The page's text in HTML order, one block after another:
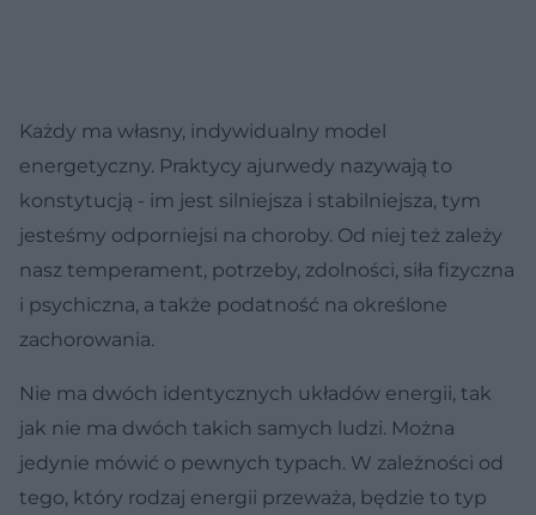
Każdy ma własny, indywidualny model
energetyczny. Praktycy ajurwedy nazywają to
konstytucją - im jest silniejsza i stabilniejsza, tym
jesteśmy odporniejsi na choroby. Od niej też zależy
nasz temperament, potrzeby, zdolności, siła fizyczna
i psychiczna, a także podatność na określone
zachorowania.
Nie ma dwóch identycznych układów energii, tak
jak nie ma dwóch takich samych ludzi. Można
jedynie mówić o pewnych typach. W zależności od
tego, który rodzaj energii przeważa, będzie to typ